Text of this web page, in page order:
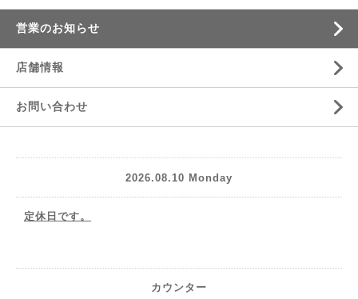
営業のお知らせ
店舗情報
お問い合わせ
2026.08.10 Monday
定休日です。
カウンター